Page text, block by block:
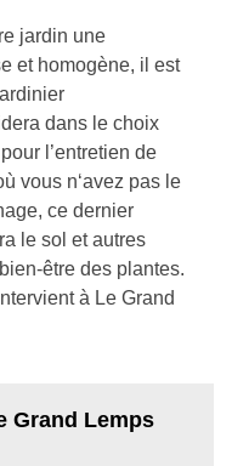
jardin une
et homogène, il est
dans le choix
l’entretien de
vous n‘avez pas le
ce dernier
le sol et autres
être des plantes.
à Le Grand
Grand Lemps